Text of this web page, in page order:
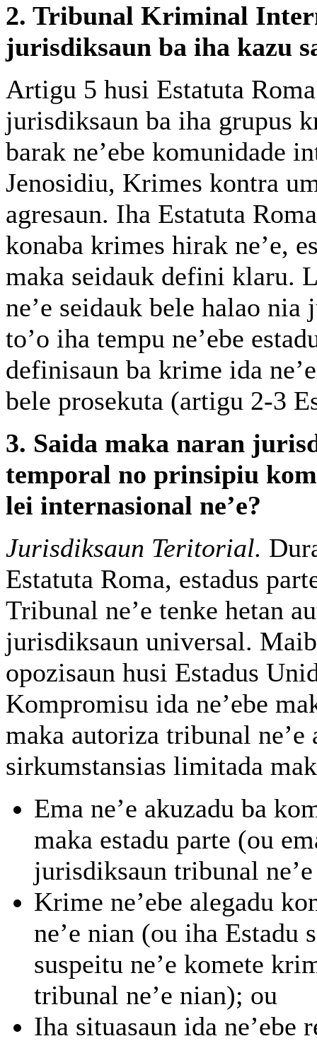
2. Tribunal Kriminal
jurisdiksaun ba iha kazu
Artigu 5 husi Estatuta
jurisdiksaun ba iha grupus
barak ne’ebe komunidade
Jenosidiu, Krimes kontra
agresaun. Iha Estatuta
konaba krimes hirak ne’e,
maka seidauk defini klaru.
ne’e seidauk bele halao
to’o iha tempu ne’ebe
definisaun ba krime ida
bele prosekuta (artigu 2-3
3. Saida maka naran
temporal no prinsipiu
lei internasional ne’e?
Jurisdiksaun Teritorial.
Estatuta Roma, estadus
Tribunal ne’e tenke hetan
jurisdiksaun universal.
opozisaun husi Estadus
Kompromisu ida ne’ebe
maka autoriza tribunal
sirkumstansias limitada
Ema ne’e akuzadu ba
maka estadu parte (ou
jurisdiksaun tribunal
Krime ne’ebe alegadu
ne’e nian (ou iha Estadu
suspeitu ne’e komete
tribunal ne’e nian); ou
Iha situasaun ida ne’ebe